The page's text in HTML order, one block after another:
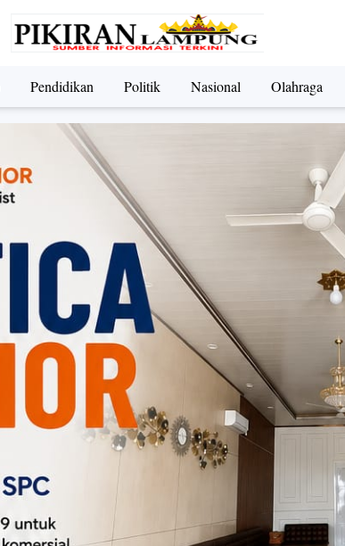
Pendidikan Politik Nasional Olahraga
Nasional Olahraga Politik UMKM &